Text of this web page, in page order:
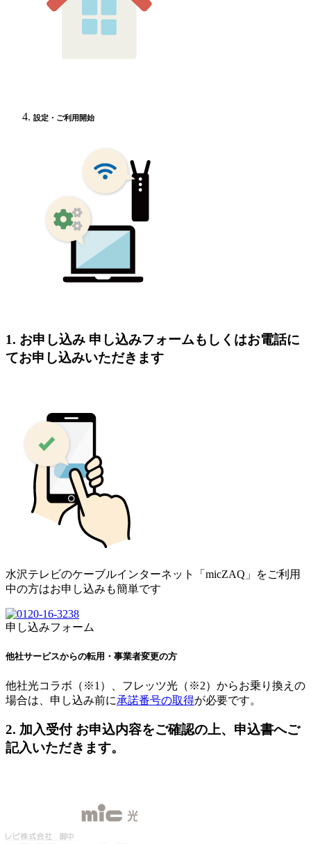
設定・ご利用開始
1. お申し込み 申し込みフォームもしくはお電話に
てお申し込みいただきます
水沢テレビのケーブルインターネット「micZAQ」をご利用
中の方はお申し込みも簡単です
申し込みフォーム
他社サービスからの転用・事業者変更の方
他社光コラボ（※1）、フレッツ光（※2）からお乗り換えの
場合は、申し込み前に承諾番号の取得が必要です。
2. 加入受付 お申込内容をご確認の上、申込書へご
記入いただきます。